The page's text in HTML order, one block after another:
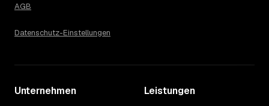
AGB
Datenschutz-Einstellungen
Unternehmen Leistungen